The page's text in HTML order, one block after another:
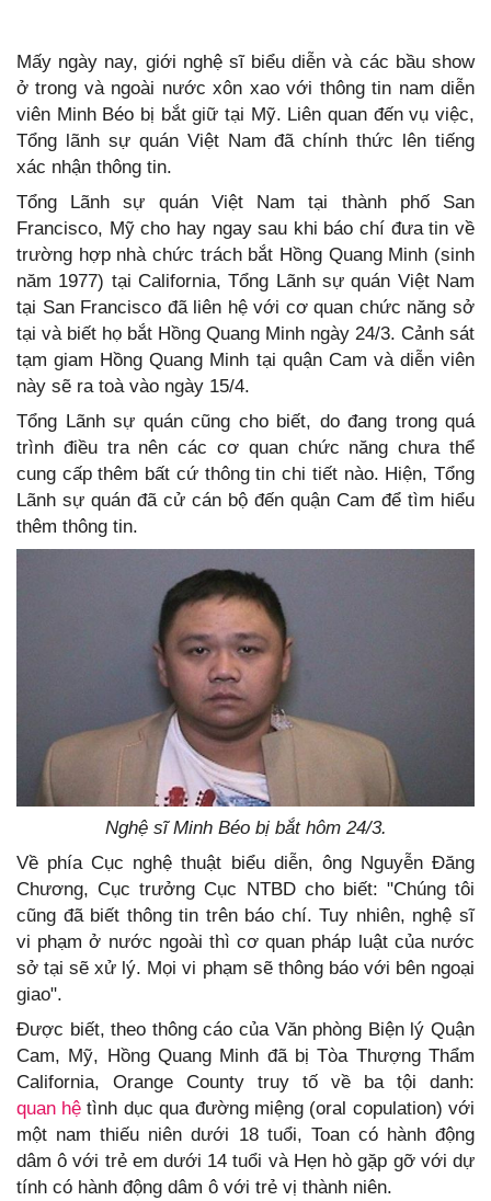
Mấy ngày nay, giới nghệ sĩ biểu diễn và các bầu show
ở trong và ngoài nước xôn xao với thông tin nam diễn
viên Minh Béo bị bắt giữ tại Mỹ. Liên quan đến vụ việc,
Tổng lãnh sự quán Việt Nam đã chính thức lên tiếng
xác nhận thông tin.
Tổng Lãnh sự quán Việt Nam tại thành phố San
Francisco, Mỹ cho hay ngay sau khi báo chí đưa tin về
trường hợp nhà chức trách bắt Hồng Quang Minh (sinh
năm 1977) tại California, Tổng Lãnh sự quán Việt Nam
tại San Francisco đã liên hệ với cơ quan chức năng sở
tại và biết họ bắt Hồng Quang Minh ngày 24/3. Cảnh sát
tạm giam Hồng Quang Minh tại quận Cam và diễn viên
này sẽ ra toà vào ngày 15/4.
Tổng Lãnh sự quán cũng cho biết, do đang trong quá
trình điều tra nên các cơ quan chức năng chưa thể
cung cấp thêm bất cứ thông tin chi tiết nào. Hiện, Tổng
Lãnh sự quán đã cử cán bộ đến quận Cam để tìm hiểu
thêm thông tin.
Nghệ sĩ Minh Béo bị bắt hôm 24/3.
Về phía Cục nghệ thuật biểu diễn, ông Nguyễn Đăng
Chương, Cục trưởng Cục NTBD cho biết: "Chúng tôi
cũng đã biết thông tin trên báo chí. Tuy nhiên, nghệ sĩ
vi phạm ở nước ngoài thì cơ quan pháp luật của nước
sở tại sẽ xử lý. Mọi vi phạm sẽ thông báo với bên ngoại
giao".
Được biết, theo thông cáo của Văn phòng Biện lý Quận
Cam, Mỹ, Hồng Quang Minh đã bị Tòa Thượng Thẩm
California, Orange County truy tố về ba tội danh:
quan hệ tình dục qua đường miệng (oral copulation) với
một nam thiếu niên dưới 18 tuổi, Toan có hành động
dâm ô với trẻ em dưới 14 tuổi và Hẹn hò gặp gỡ với dự
tính có hành động dâm ô với trẻ vị thành niên.